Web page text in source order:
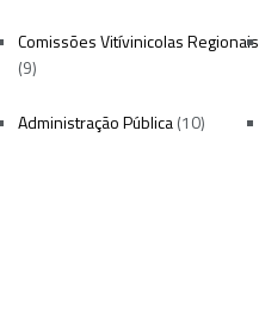
Comissões Vitívinicolas Regionais
(9)
Administração Pública(10)